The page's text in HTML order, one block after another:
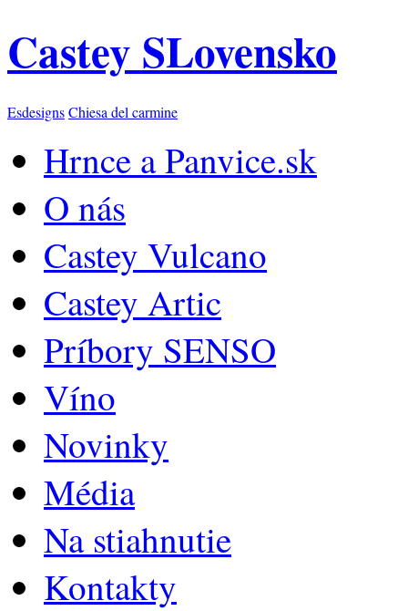
Castey SLovensko
EsdesignsChiesa del carmine
Hrnce a Panvice.sk
O nás
Castey Vulcano
Castey Artic
Príbory SENSO
Víno
Novinky
Média
Na stiahnutie
Kontakty